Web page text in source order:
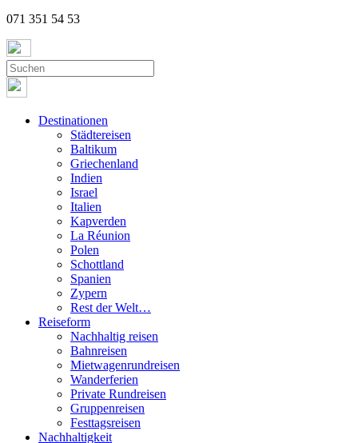
071 351 54 53
Destinationen
Städtereisen
Baltikum
Griechenland
Indien
Israel
Italien
Kapverden
La Réunion
Polen
Schottland
Spanien
Zypern
Rest der Welt…
Reiseform
Nachhaltig reisen
Bahnreisen
Mietwagenrundreisen
Wanderferien
Private Rundreisen
Gruppenreisen
Festtagsreisen
Nachhaltigkeit